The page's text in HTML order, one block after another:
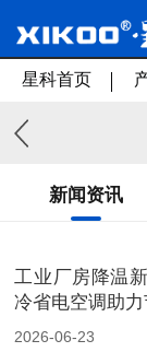
星科首页
新闻资讯
工业厂房降温
冷省电空调助
2026-06-23